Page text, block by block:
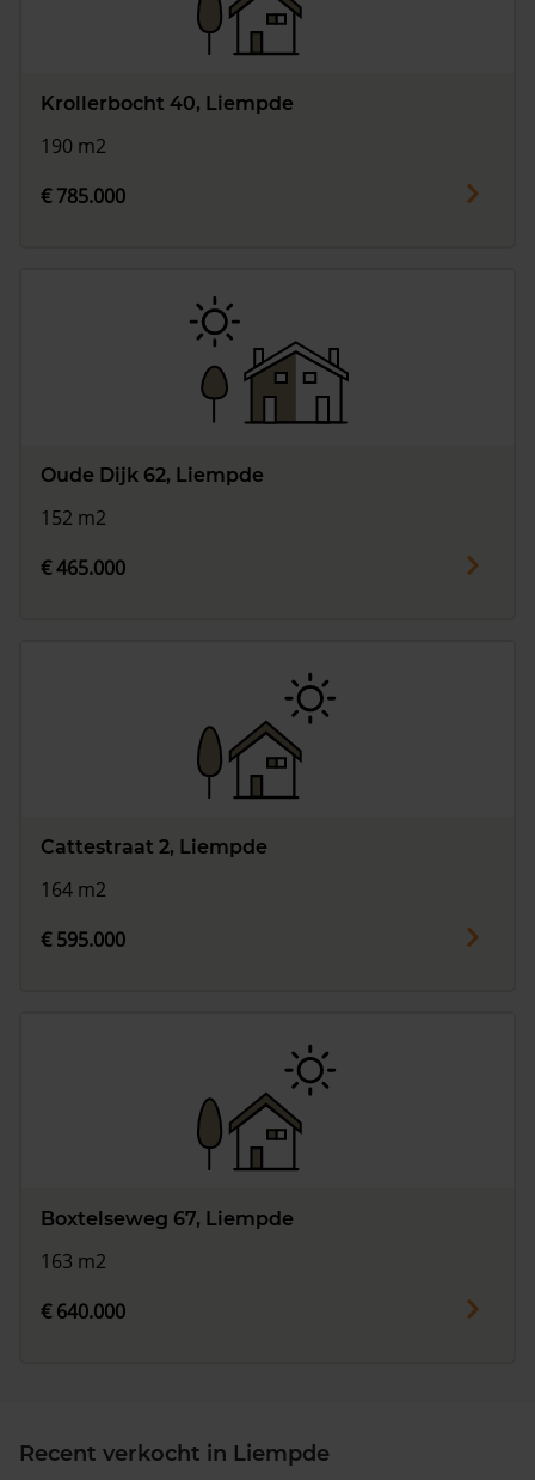
Krollerbocht 40, Liempde
190 m2
€ 785.000
Oude Dijk 62, Liempde
152 m2
€ 465.000
Cattestraat 2, Liempde
164 m2
€ 595.000
Boxtelseweg 67, Liempde
163 m2
€ 640.000
Recent verkocht in Liempde